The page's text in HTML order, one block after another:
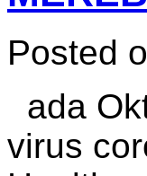
Posted
ada
virus